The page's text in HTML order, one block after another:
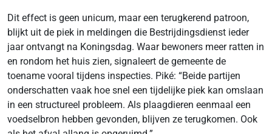
Dit effect is geen unicum, maar een terugkerend patroon,
blijkt uit de piek in meldingen die Bestrijdingsdienst ieder
jaar ontvangt na Koningsdag. Waar bewoners meer ratten in
en rondom het huis zien, signaleert de gemeente de
toename vooral tijdens inspecties. Piké: “Beide partijen
onderschatten vaak hoe snel een tijdelijke piek kan omslaan
in een structureel probleem. Als plaagdieren eenmaal een
voedselbron hebben gevonden, blijven ze terugkomen. Ook